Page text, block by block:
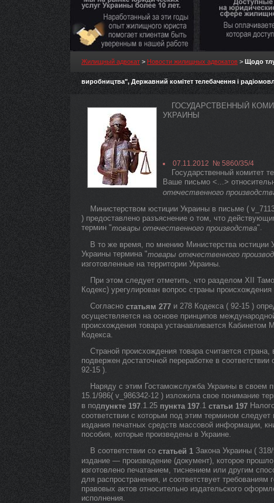
Жилищный адвокат > Новости жилищных адвокатов > Щодо
виробництва", Державний комітет телебачення і
ГОСУДАРСТВЕННЫЙ
УКРАИНЫ
07.11.2012 № 5860/35/4
Государственный комитет
Ваше письмо <...>
отечественного
Министерством юстиции Украины в письме (
) предоставлено разъяснение о том, что
термин "товары отечественного производства".
В то же время, по мнению Министерства юстиции
Украины термина "товары отечественного
изготовленные на территории Украины.
При этом следует отметить, что разделом XII
Кодекс) урегулирован вопрос страны происхождения
Согласно статьям 277 и 278 Кодекса ( 92-15 )
осуществляется на основе принципов
происхождения товара устанавливается Кабинетом
Кодекса.
Страной происхождения товара считается
подвержен достаточной переработке в
92-15 ).
Наряду с этим Гостаможслужба Украины в своем
15.1/986( v_986342-12 ) изложила свое понимание
в подпункте 197.1.25 пункта 197.1 статьи 197
соответствии с которым под этим термином следует
издания печатных средств массовой информации,
пособия, которые произведены в Украине.
В соответствии со статьей 1 Закона Украины (
издание — произведение (документ), которое
изготовлено печатанием, тиснением или другим
для распространения, и соответствует
правовых актов относительно издательского
исполнения.